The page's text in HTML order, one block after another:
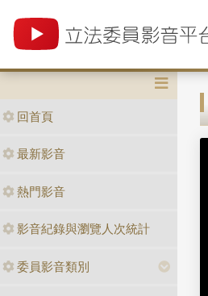
回首頁
最新影音
熱門影音
影音紀錄與瀏覽人次統計
委員影音類別